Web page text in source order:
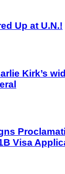
Up at U.N.!
Kirk’s
Visa